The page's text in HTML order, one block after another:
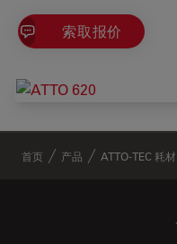
索取报价
首页 产品 ATTO-TEC 耗材